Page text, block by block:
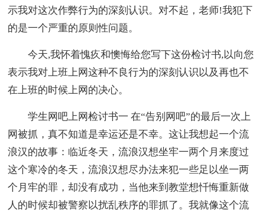
示我对这次作弊行为的深刻认识。对不起，老师!我犯下
的是一个严重的原则性问题。
今天,我怀着愧疚和懊悔给您写下这份检讨书,以向您
表示我对上班上网这种不良行为的深刻认识以及再也不
在上班的时候上网的决心。
学生网吧上网检讨书一 在“告别网吧”的最后一次上
网被抓，真不知道是幸运还是不幸。这让我想起一个流
浪汉的故事：临近冬天，流浪汉想坐牢一两个月来度过
这个寒冷的冬天，流浪汉想尽办法来犯一些足以坐一两
个月牢的罪，却没有成功，当他来到教堂想忏悔重新做
人的时候却被警察以扰乱秩序的罪抓了。我就像这个流